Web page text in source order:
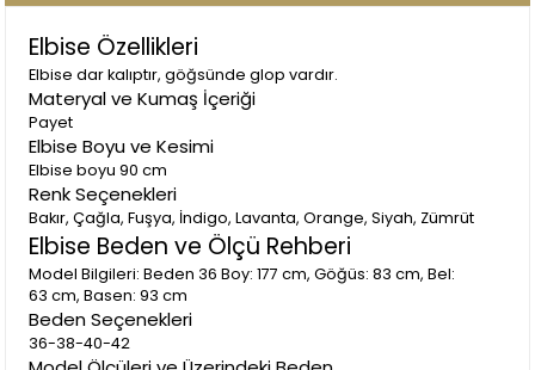
Elbise Özellikleri
Elbise dar kalıptır, göğsünde glop vardır.
Materyal ve Kumaş İçeriği
Payet
Elbise Boyu ve Kesimi
Elbise boyu 90 cm
Renk Seçenekleri
Bakır, Çağla, Fuşya, İndigo, Lavanta, Orange, Siyah, Zümrüt
Elbise Beden ve Ölçü Rehberi
Model Bilgileri: Beden 36 Boy: 177 cm, Göğüs: 83 cm, Bel:
63 cm, Basen: 93 cm
Beden Seçenekleri
36-38-40-42